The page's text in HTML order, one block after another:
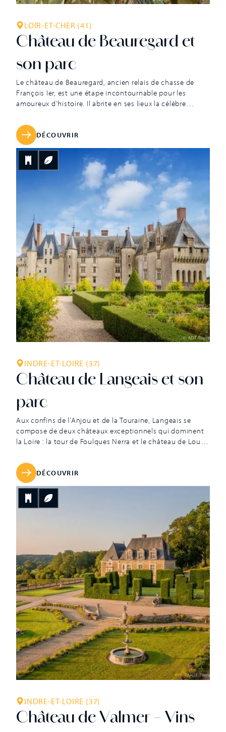
LOIR-ET-CHER (41)
Château de Beauregard et
son parc
Le château de Beauregard, ancien relais de chasse de
François Ier, est une étape incontournable pour les
amoureux d’histoire. Il abrite en ses lieux la célèbre
la plus grande collection de portraits historiques
d’Europe. Habité par la même famille depuis 1926,
Beauregard n’a eu de cesse de […]
DÉCOUVRIR
INDRE-ET-LOIRE (37)
Château de Langeais et son
parc
Aux confins de l’Anjou et de la Touraine, Langeais se
compose de deux châteaux exceptionnels qui dominent
la Loire : la tour de Foulques Nerra et le château de Louis
donjon de France tandis que le second est à double
facette, médiéval côté ville et d’inspiration Renaissance
côté cour. Vers l’an Mil, Foulques Nerra conquiert
Langeais puis fonde une puissante forteresse
longuement disputée entre les comtes d’Anjou et ceux
de Blois. Avec toute la Touraine, la place reste finalement
entre les mains de la maison d’Anjou puis de l’Empire
DÉCOUVRIR
INDRE-ET-LOIRE (37)
Château de Valmer – Vins